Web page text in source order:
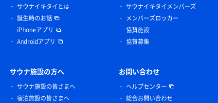
サウナイキタイとは
誕生時のお話
iPhoneアプリ
Androidアプリ
サウナイキタイメンバーズ
メンバーズロッカー
協賛施設
協賛募集
サウナ施設の方へ
サウナ施設の皆さまへ
宿泊施設の皆さまへ
お問い合わせ
ヘルプセンター
総合お問い合わせ